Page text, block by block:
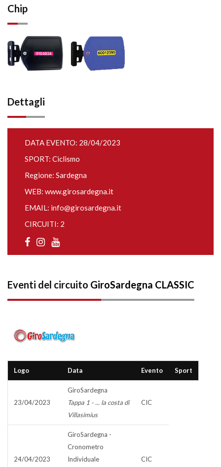
Chip
Dettagli
DATA EVENTO: 28/04/2023
SPORT: Ciclismo
Regione: Sardegna
WEB: www.girosardegna.it
EMAIL: info@girosardegna.it
CIRCUITI: 2
Eventi del circuito GiroSardegna CLASSIC
Logo Data Evento Sport
23/04/2023
GiroSardegna
Tappa 1 - ... la costa di
Villasimius
CIC
24/04/2023
GiroSardegna -
Cronometro
Individuale
CIC